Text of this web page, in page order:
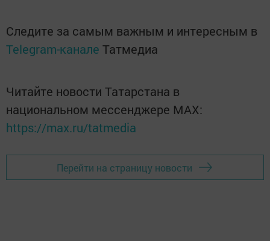
Следите за самым важным и интересным в
Telegram-канале Татмедиа
Читайте новости Татарстана в
национальном мессенджере MАХ:
https://max.ru/tatmedia
Перейти на страницу новости